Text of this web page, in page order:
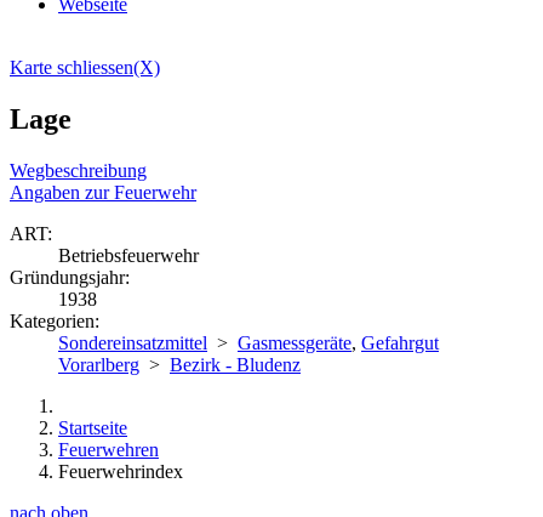
Karte schliessen(X)
Lage
Wegbeschreibung
Angaben zur Feuerwehr
ART:
Betriebsfeuerwehr
Gründungsjahr:
1938
Kategorien:
Sondereinsatzmittel > Gasmessgeräte, Gefahrgut
Vorarlberg > Bezirk - Bludenz
Startseite
Feuerwehren
Feuerwehrindex
nach oben